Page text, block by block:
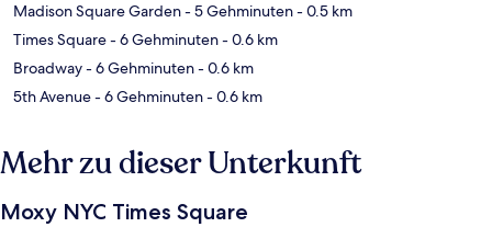
Madison Square Garden- 5 Gehminuten- 0.5 km
Times Square- 6 Gehminuten- 0.6 km
Broadway- 6 Gehminuten- 0.6 km
5th Avenue- 6 Gehminuten- 0.6 km
Mehr zu dieser Unterkunft
Moxy NYC Times Square